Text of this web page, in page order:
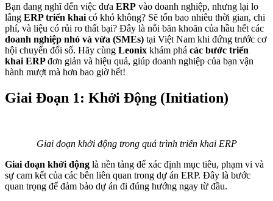
Bạn đang nghĩ đến việc đưa ERP vào doanh nghiệp, nhưng lại lo
lắng ERP triển khai có khó không? Sẽ tốn bao nhiêu thời gian, chi
phí, và liệu có rủi ro thất bại? Đây là nỗi băn khoăn của hầu hết các
doanh nghiệp nhỏ và vừa (SMEs) tại Việt Nam khi đứng trước cơ
hội chuyển đổi số. Hãy cùng Leonix khám phá các bước triển
khai ERPđơn giản và hiệu quả, giúp doanh nghiệp của bạn vận
hành mượt mà hơn bao giờ hết!
Giai Đoạn 1: Khởi Động (Initiation)
Giai đoạn khởi động trong quá trình triển khai ERP
Giai đoạn khởi động là nền tảng để xác định mục tiêu, phạm vi và
sự cam kết của các bên liên quan trong dự án ERP. Đây là bước
quan trọng để đảm bảo dự án đi đúng hướng ngay từ đầu.